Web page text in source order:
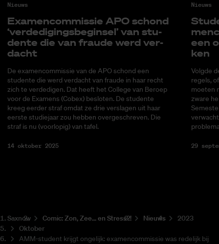
Nieuws
Exa­men­com­mis­sie APO schond
‘ver­de­di­gings­be­gin­sel’ van stu­
den­te die van frau­de werd ver­
dacht
De examencommissie van de APO schond een
studente die werd verdacht van fraude in haar recht
zich te verdedigen. Dat heeft het College van Beroep
voor de Examens (Cobex) besloten. De studente
kreeg eerder straf omdat ze drie verslagen uit haar
eerste studiejaar zou hebben overgeschreven. Die
straf is nu (voorlopig) van tafel.
14 oktober 2025
Nieuws
een
ken
Volgde
regels,
moeten
zware
29
Saxnow Co­mic: Zon, Zee... en Stress?! Nieuws
2023
Oktober
AMM-student krijgt ongelijk: examencommissie was redelijk bij